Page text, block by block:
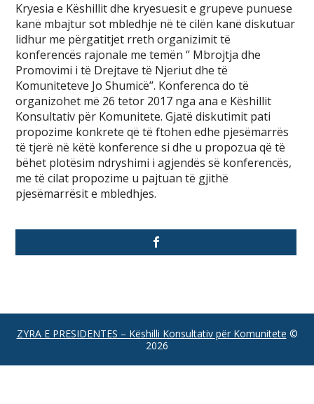
Kryesia e Këshillit dhe kryesuesit e grupeve punuese
kanë mbajtur sot mbledhje në të cilën kanë diskutuar
lidhur me përgatitjet rreth organizimit të
konferencës rajonale me temën ‘’ Mbrojtja dhe
Promovimi i të Drejtave të Njeriut dhe të
Komuniteteve Jo Shumicë’’. Konferenca do të
organizohet më 26 tetor 2017 nga ana e Këshillit
Konsultativ për Komunitete. Gjatë diskutimit pati
propozime konkrete që të ftohen edhe pjesëmarrës
të tjerë në këtë konference si dhe u propozua që të
bëhet plotësim ndryshimi i agjendës së konferencës,
me të cilat propozime u pajtuan të gjithë
pjesëmarrësit e mbledhjes.
ZYRA E PRESIDENTES – Këshilli Konsultativ për Komunitete ©
2026